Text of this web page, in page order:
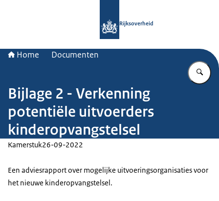
Rijksoverheid
Home Documenten
Bijlage 2 - Verkenning
potentiële uitvoerders
kinderopvangstelsel
Kamerstuk26-09-2022
Een adviesrapport over mogelijke uitvoeringsorganisaties voor
het nieuwe kinderopvangstelsel.